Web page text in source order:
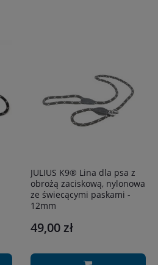
JULIUS K9® Lina dla psa z
obrożą zaciskową, nylonowa
ze świecącymi paskami -
12mm
49,00 zł